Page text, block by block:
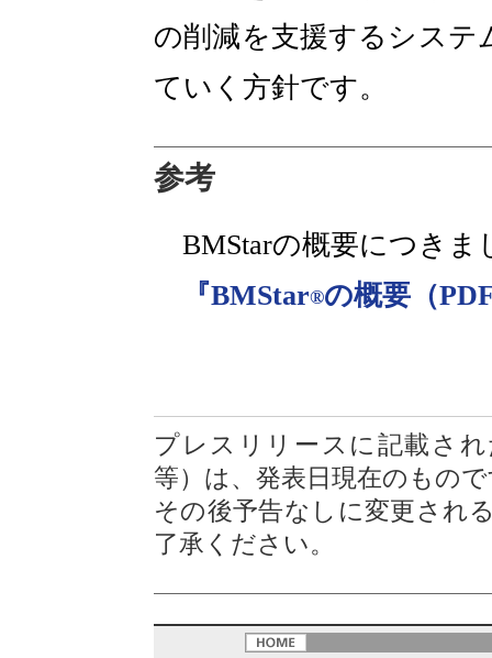
の削減を支援するシステ
ていく方針です。
参考
BMStarの概要につきま
『BMStar®の概要（
プレスリリースに記載さ
等）は、発表日現在のもの
その後予告なしに変更され
了承ください。